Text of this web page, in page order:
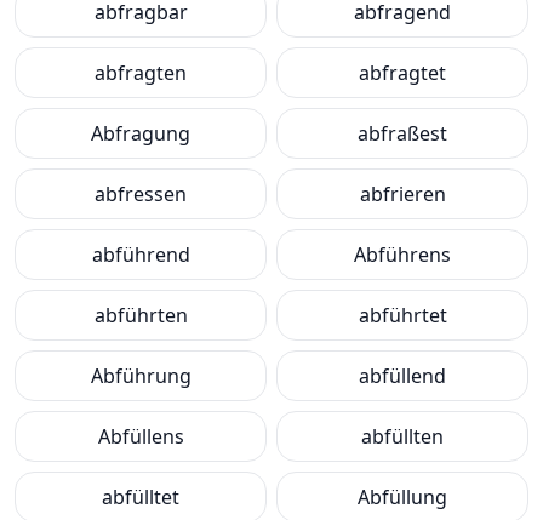
abfragbar abfragend
abfragten abfragtet
Abfragung abfraßest
abfressen abfrieren
abführend Abführens
abführten abführtet
Abführung abfüllend
Abfüllens abfüllten
abfülltet Abfüllung